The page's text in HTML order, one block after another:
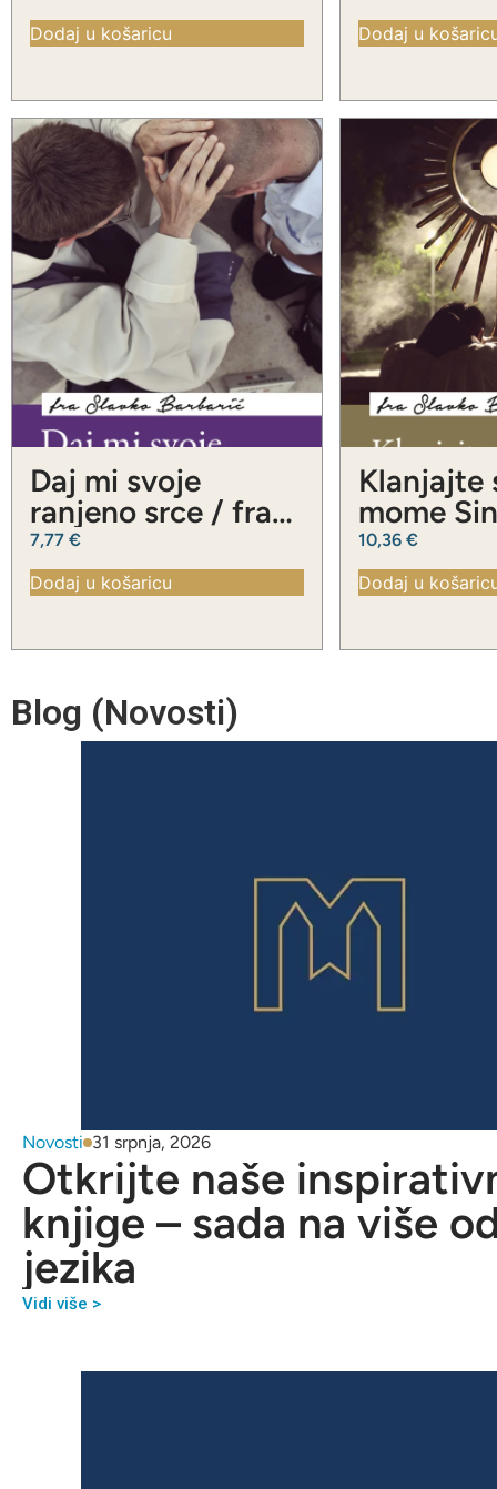
Dodaj u košaricu Dodaj u
Daj mi svoje
ranjeno srce / fra
Slavko Barbarić
7,77 €
Dodaj u košaricu
Klanjajte
mome
Slavko
10,36 €
Dodaj u
Blog (Novosti)
Novosti 31 srpnja, 2026
Otkrijte naše
knjige – sada na više
jezika
Vidi više >